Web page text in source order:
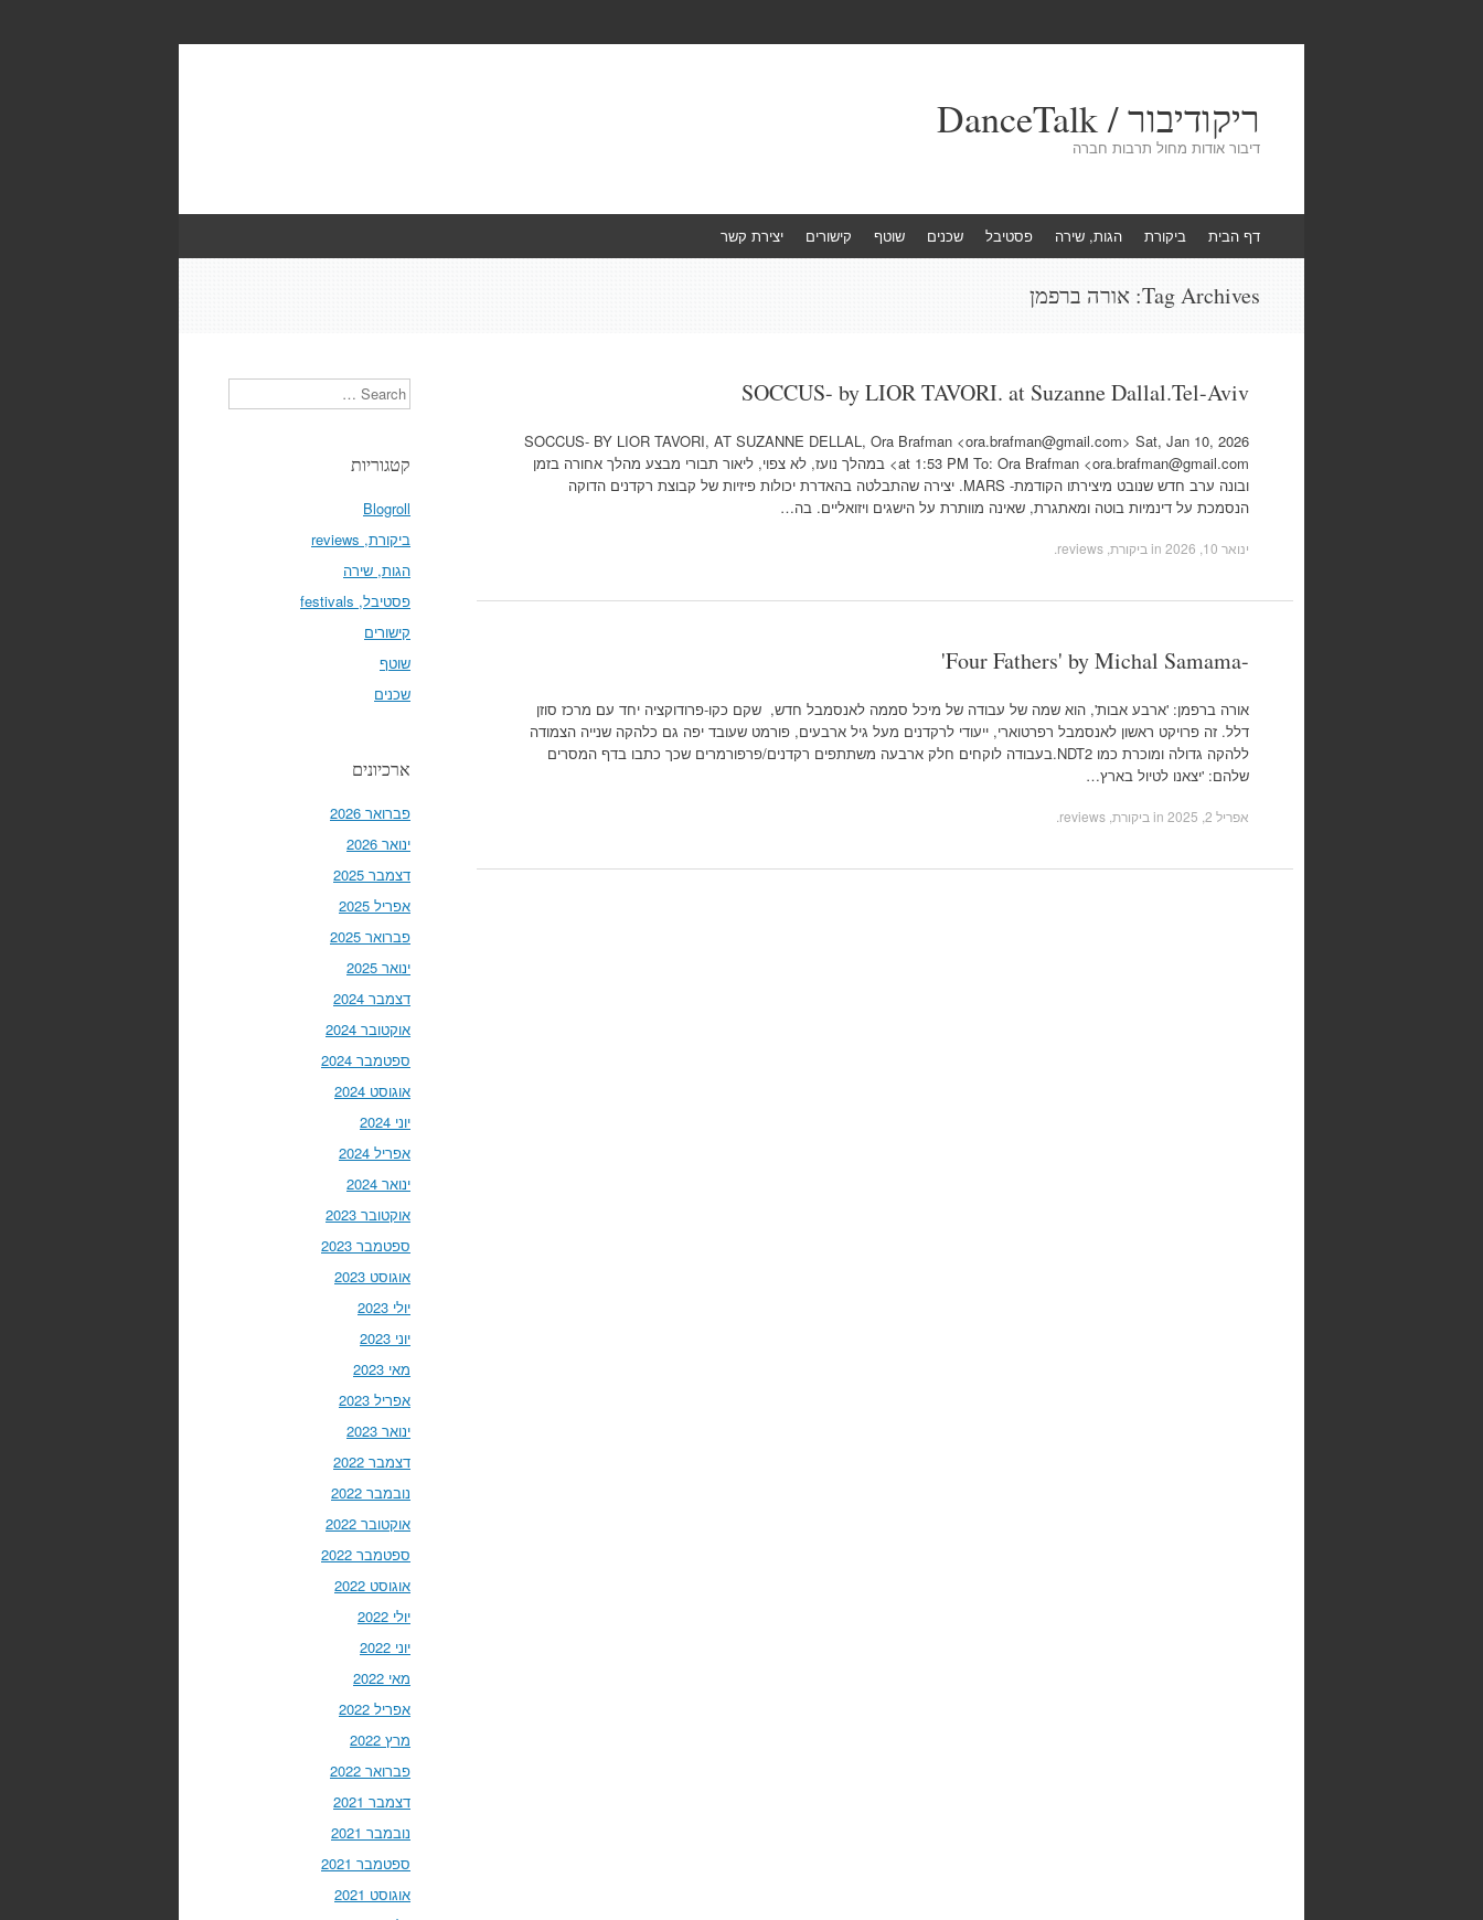
ריקודיבור / DanceTalk
דיבור אודות מחול תרבות חברה
to
דף הבית ביקורת הגות, שירה פסטיבל שכנים שוטף קישורים יצירת קשר
Tag Archives: אורה ברפמן
SOCCUS- by LIOR TAVORI. at Suzanne Dallal.Tel-Aviv
SOCCUS- BY LIOR TAVORI, AT SUZANNE DELLAL, Ora Brafman <ora.brafman@gmail.com> Sat, Jan 10, 2026
at 1:53 PM To: Ora Brafman <ora.brafman@gmail.com> במהלך נועז, לא צפוי, ליאור תבורי מבצע מהלך אחורה בזמן
ובונה ערב חדש שנובט מיצירתו הקודמת- MARS. יצירה שהתבלטה בהאדרת יכולות פיזיות של קבוצת רקדנים הדוקה
הנסמכת על דינמיות בוטה ומאתגרת, שאינה מוותרת על הישגים ויזואליים. בה…
ינואר 10, 2026 ביקורת, reviews
-Four Fathers' by Michal Samama'
אורה ברפמן: 'ארבע אבות', הוא שמה של עבודה של מיכל סממה לאנסמבל חדש, שקם כקו-פרודוקציה יחד עם מרכז סוזן
דלל. זה פרויקט ראשון לאנסמבל רפרטוארי, ייעודי לרקדנים מעל גיל ארבעים, פורמט שעובד יפה גם כלהקה שנייה הצמודה
ללהקה גדולה ומוכרת כמו NDT2.בעבודה לוקחים חלק ארבעה משתתפים רקדנים/פרפורמרים שכך כתבו בדף המסרים
שלהם: 'יצאנו לטיול בארץ…
אפריל 2, 2025 ביקורת, reviews
Search
קטגוריות
Blogroll
ביקורת, reviews
הגות, שירה
פסטיבל, festivals
קישורים
שוטף
שכנים
ארכיונים
פברואר 2026
ינואר 2026
דצמבר 2025
אפריל 2025
פברואר 2025
ינואר 2025
דצמבר 2024
אוקטובר 2024
ספטמבר 2024
אוגוסט 2024
יוני 2024
אפריל 2024
ינואר 2024
אוקטובר 2023
ספטמבר 2023
אוגוסט 2023
יולי 2023
יוני 2023
מאי 2023
אפריל 2023
ינואר 2023
דצמבר 2022
נובמבר 2022
אוקטובר 2022
ספטמבר 2022
אוגוסט 2022
יולי 2022
יוני 2022
מאי 2022
אפריל 2022
מרץ 2022
פברואר 2022
דצמבר 2021
נובמבר 2021
ספטמבר 2021
אוגוסט 2021